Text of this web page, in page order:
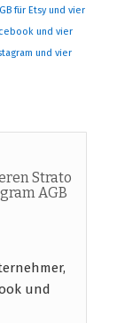
für Etsy und vier
und vier
und vier
Strato
AGB
und